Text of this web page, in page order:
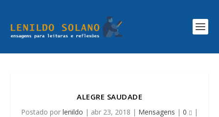
ALEGRE SAUDADE
Postado por lenildo | abr 23, 2018 | Mensagens | 0 |